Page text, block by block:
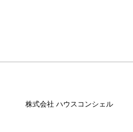
株式会社 ハウスコンシェル